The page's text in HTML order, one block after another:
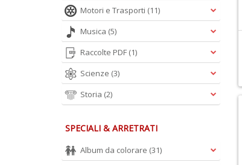
Motori e Trasporti (11)
Musica (5)
Raccolte PDF (1)
Scienze (3)
Storia (2)
SPECIALI & ARRETRATI
Album da colorare (31)